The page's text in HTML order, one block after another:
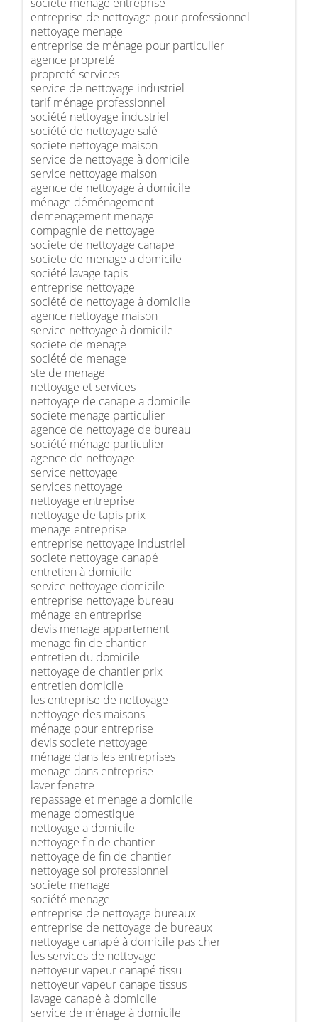
entreprise de nettoyage pour professionnel
nettoyage menage
entreprise de ménage pour particulier
agence propreté
propreté services
service de nettoyage industriel
tarif ménage professionnel
société nettoyage industriel
société de nettoyage salé
societe nettoyage maison
service de nettoyage à domicile
service nettoyage maison
agence de nettoyage à domicile
ménage déménagement
demenagement menage
compagnie de nettoyage
societe de nettoyage canape
societe de menage a domicile
société lavage tapis
entreprise nettoyage
société de nettoyage à domicile
agence nettoyage maison
service nettoyage à domicile
societe de menage
société de menage
ste de menage
nettoyage et services
nettoyage de canape a domicile
societe menage particulier
agence de nettoyage de bureau
société ménage particulier
agence de nettoyage
service nettoyage
services nettoyage
nettoyage entreprise
nettoyage de tapis prix
menage entreprise
entreprise nettoyage industriel
societe nettoyage canapé
entretien à domicile
service nettoyage domicile
entreprise nettoyage bureau
ménage en entreprise
devis menage appartement
menage fin de chantier
entretien du domicile
nettoyage de chantier prix
entretien domicile
les entreprise de nettoyage
nettoyage des maisons
ménage pour entreprise
devis societe nettoyage
ménage dans les entreprises
menage dans entreprise
laver fenetre
repassage et menage a domicile
menage domestique
nettoyage a domicile
nettoyage fin de chantier
nettoyage de fin de chantier
nettoyage sol professionnel
societe menage
société menage
entreprise de nettoyage bureaux
entreprise de nettoyage de bureaux
nettoyage canapé à domicile pas cher
les services de nettoyage
nettoyeur vapeur canapé tissu
nettoyeur vapeur canape tissus
lavage canapé à domicile
service de ménage à domicile